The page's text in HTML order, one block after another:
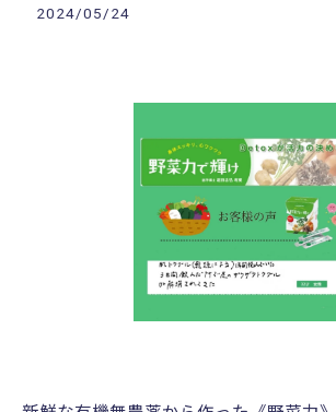
2024/05/24